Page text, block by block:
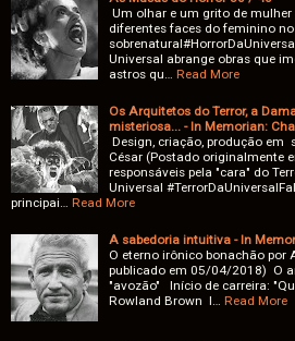
Um olhar e um grito de
diferentes faces do feminino no
Universal abrange obras que
astros qu…
Read More
Os Arquitetos do Terror, a
misteriosa... - In Memorian:
Design, criação, produção em
César (Postado originalmente
responsáveis pela "cara" do
Universal
principai…
Read More
A sabedoria intuitiva - In
O eterno irônico bonachão por
publicado em 05/04/2018) O
"avozão" Início de carreira:
Rowland Brown I…
Read More